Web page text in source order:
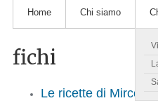
Home Chi siamo
fichi
Le ricette di Mirco.